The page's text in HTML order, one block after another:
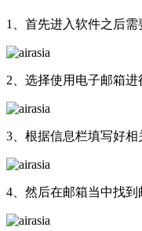
1、首先进入软件之后需
2、选择使用电子邮箱进
3、根据信息栏填写好相
4、然后在邮箱当中找到